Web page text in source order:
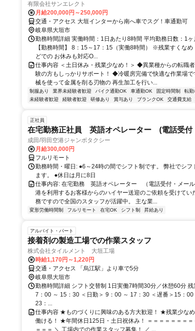
有限会社サンエレクト
月給200,000円～250,000円
交通・アクセス 大垣インターから南へ車でスグ！車通勤可
岐阜県大垣市
勤務時間詳細 実働時間：1日あたり8時間 平均勤務日数：1ヶ
【勤務時間】 8：15～17：15（実働8時間） ※残業すくな
どでの お休みも対応O...
仕事内容 ＜土日休み・残業少なめ！＞ ◆異業種からの転職
験の方もしっかりサポート！ ◆冷暖房完備で快適な作業場で
械を使って金属を削る刃物の 再生加工を行い...
制服あり 業界未経験者歓迎 バイク通勤OK 車通勤OK 固定時間制 転勤
未経験者歓迎
経験者歓迎 研修あり 賞与あり ブランクOK 交通費支給
正社員
在宅勤務正社員 英語オペレーター (電話受付
成田/羽田空港ジャンボタクシー
月給300,000円
フルリモート
勤務時間・曜日: ●6～24時の間でシフト制です。 弊社でシフ
ます。 ●休日は月に8日
仕事内容: 在宅勤務 英語オペレーター （電話受付・メー
港を利用するお客様からのハイヤー送迎のご依頼を受けてい
務ですので全国のスタッフが活躍中。 主な業...
変形労働時間制 フルリモート 在宅OK シフト制 昇給あり
アルバイト・パート
接着剤の製造工場での作業スタッフ
株式会社タイルメント 大垣工場
時給1,170円～1,220円
交通・アクセス 「烏江駅」より車で5分
岐阜県大垣市
勤務時間詳細 シフト交替制 1日実働7時間30分／休憩60分 残
7：00 ～ 15：30 ＜日勤＞ 9：00 ～ 17：30 ＜遅番＞15：00
23：...
仕事内容 ★ものづくりに興味のある方大歓迎！ ★残業少な
働ける！ ★年間休日125日・土日祝休み！ ＝＝＝＝＝＝＝＝
＝＝＝ ＼ 工場内での作業スタッフ募集！ ／ ...